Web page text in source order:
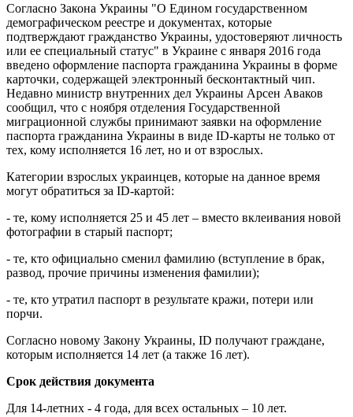
Согласно Закона Украины "О Едином государственном
демографическом реестре и документах, которые
подтверждают гражданство Украины, удостоверяют личность
или ее специальный статус" в Украине с января 2016 года
введено оформление паспорта гражданина Украины в форме
карточки, содержащей электронный бесконтактный чип.
Недавно министр внутренних дел Украины Арсен Аваков
сообщил, что с ноября отделения Государственной
миграционной службы принимают заявки на оформление
паспорта гражданина Украины в виде ID-карты не только от
тех, кому исполняется 16 лет, но и от взрослых.
Категории взрослых украинцев, которые на данное время
могут обратиться за ID-картой:
- те, кому исполняется 25 и 45 лет – вместо вклеивания новой
фотографии в старый паспорт;
- те, кто официально сменил фамилию (вступление в брак,
развод, прочие причины изменения фамилии);
- те, кто утратил паспорт в результате кражи, потери или
порчи.
Согласно новому Закону Украины, ID получают граждане,
которым исполняется 14 лет (а также 16 лет).
Срок действия документа
Для 14-летних - 4 года, для всех остальных – 10 лет.